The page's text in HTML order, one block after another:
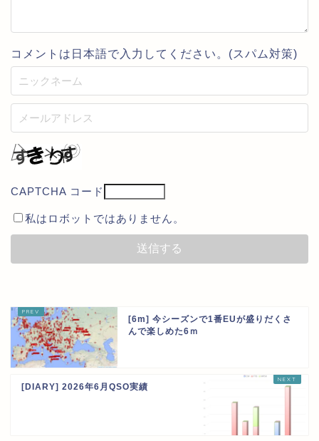
コメントは日本語で入力してください。(スパム対策)
CAPTCHA コード
私はロボットではありません。
[6m] 今シーズンで1番EUが盛りだくさ
んで楽しめた6ｍ
[DIARY] 2026年6月QSO実績